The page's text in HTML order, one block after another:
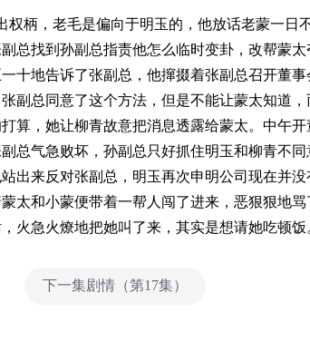
权柄，老毛是偏向于明玉的，他放话老蒙一日
总找到孙副总指责他怎么临时变卦，改帮蒙
十地告诉了张副总，他撺掇着张副总召开董
副总同意了这个方法，但是不能让蒙太知道
算，她让柳青故意把消息透露给蒙太。中午
总气急败坏，孙副总只好抓住明玉和柳青不同
出来反对张副总，明玉再次申明公司现在并
太和小蒙便带着一帮人闯了进来，恶狠狠地
火急火燎地把她叫了来，其实是想请她吃顿饭
下一集剧情（第17集）